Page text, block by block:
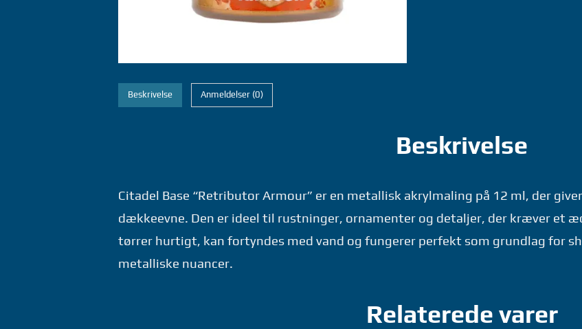
Beskrivelse Anmeldelser (0)
Beskrivelse
Citadel Base “Retributor Armour” er en metallisk akrylmaling på 12 ml, der
dækkeevne. Den er ideel til rustninger, ornamenter og detaljer, der kræver et
tørrer hurtigt, kan fortyndes med vand og fungerer perfekt som grundlag for
metalliske nuancer.
Relaterede varer